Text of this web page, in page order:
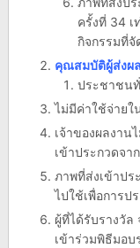
ครั้งที่ 34
กิจกรรมที่
คุณสมบัติผู้ส่งผ
ประชาชนทั่
ไม่มีค่าใช้จ่ายใ
เจ้าของผลงาน
เข้าประกวดจา
ภาพที่ส่งเข้าป
ไปใช้เพื่อการป
ผู้ที่ได้รับรางวัล
เข้าร่วมพิธีมอ